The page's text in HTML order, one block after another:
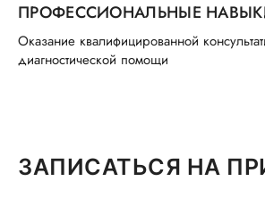
ПРОФЕССИОНАЛЬНЫЕ
Оказание квалифицированной
диагностической помощи
ЗАПИСАТЬСЯ НА